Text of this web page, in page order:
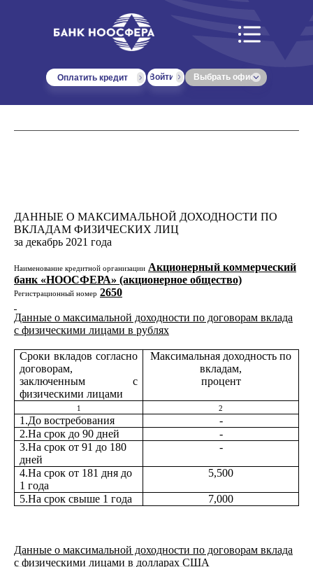
Войти Выбрать офис
Оплатить кредит
ДАННЫЕ О МАКСИМАЛЬНОЙ ДОХОДНОСТИ ПО
ВКЛАДАМ ФИЗИЧЕСКИХ ЛИЦ
за декабрь 2021 года
Наименование кредитной организации Акционерный коммерческий
банк «НООСФЕРА» (акционерное общество)
Регистрационный номер 2650
Данные о максимальной доходности по договорам вклада
с физическими лицами в рублях
Сроки вкладов согласно
договорам,
заключенным с
физическими лицами
Максимальная доходность по
вкладам,
процент
1 2
1.До востребования
-
2.На срок до 90 дней
-
3.На срок от 91 до 180
дней
-
4.На срок от 181 дня до
1 года
5,500
5.На срок свыше 1 года 7,000
Данные о максимальной доходности по договорам вклада
с физическими лицами в долларах США